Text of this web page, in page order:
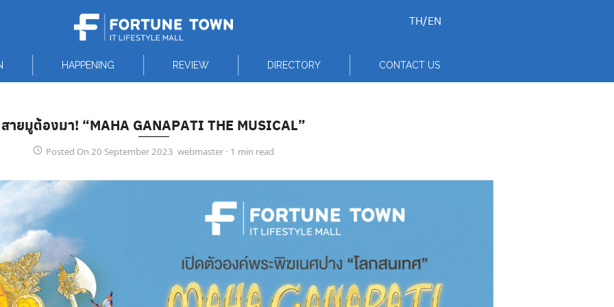
TH/EN
HAPPENING REVIEW DIRECTORY CONTACT US
สายมูต้องมา! “MAHA GANAPATI THE MUSICAL”
Posted On 20 September 2023 webmaster ·